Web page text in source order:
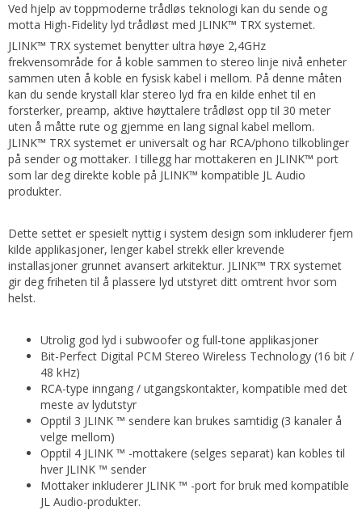
Ved hjelp av toppmoderne trådløs teknologi kan du sende og
motta High-Fidelity lyd trådløst med JLINK™ TRX systemet.
JLINK™ TRX systemet benytter ultra høye 2,4GHz
frekvensområde for å koble sammen to stereo linje nivå enheter
sammen uten å koble en fysisk kabel i mellom. På denne måten
kan du sende krystall klar stereo lyd fra en kilde enhet til en
forsterker, preamp, aktive høyttalere trådløst opp til 30 meter
uten å måtte rute og gjemme en lang signal kabel mellom.
JLINK™ TRX systemet er universalt og har RCA/phono tilkoblinger
på sender og mottaker. I tillegg har mottakeren en JLINK™ port
som lar deg direkte koble på JLINK™ kompatible JL Audio
produkter.
Dette settet er spesielt nyttig i system design som inkluderer fjern
kilde applikasjoner, lenger kabel strekk eller krevende
installasjoner grunnet avansert arkitektur. JLINK™ TRX systemet
gir deg friheten til å plassere lyd utstyret ditt omtrent hvor som
helst.
Utrolig god lyd i subwoofer og full-tone applikasjoner
Bit-Perfect Digital PCM Stereo Wireless Technology (16 bit /
48 kHz)
RCA-type inngang / utgangskontakter, kompatible med det
meste av lydutstyr
Opptil 3 JLINK ™ sendere kan brukes samtidig (3 kanaler å
velge mellom)
Opptil 4 JLINK ™ -mottakere (selges separat) kan kobles til
hver JLINK ™ sender
Mottaker inkluderer JLINK ™ -port for bruk med kompatible
JL Audio-produkter.